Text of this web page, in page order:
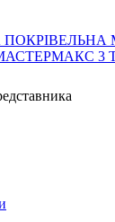
ПОКРІВЕЛЬНА
3